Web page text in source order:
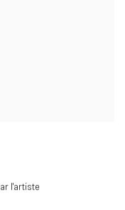
l'artiste